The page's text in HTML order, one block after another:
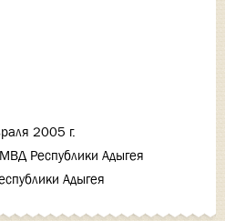
2005 г.
МВД Республики Адыгея
Адыгея